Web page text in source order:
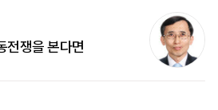
전쟁을 본다면